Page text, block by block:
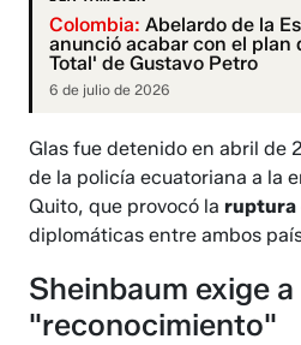
Colombia: Abelardo de la
anunció acabar con el plan
Total' de Gustavo Petro
6 de julio de 2026
Glas fue detenido en abril de
de la policía ecuatoriana a la
Quito, que provocó laruptura
diplomáticas entre ambos
Sheinbaum exige
"reconocimiento"